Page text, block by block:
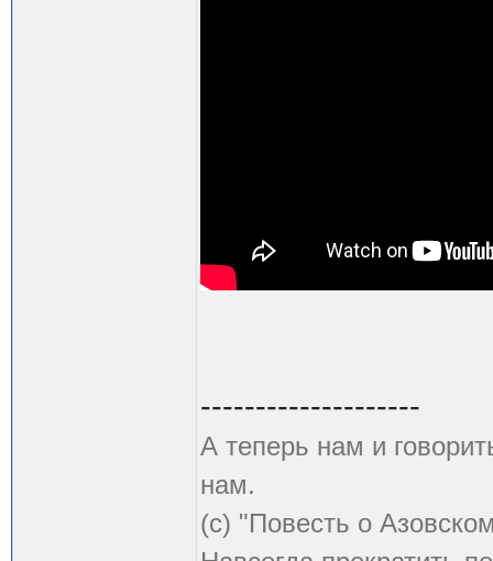
--------------------
А теперь нам и
нам.
(с) "Повесть о